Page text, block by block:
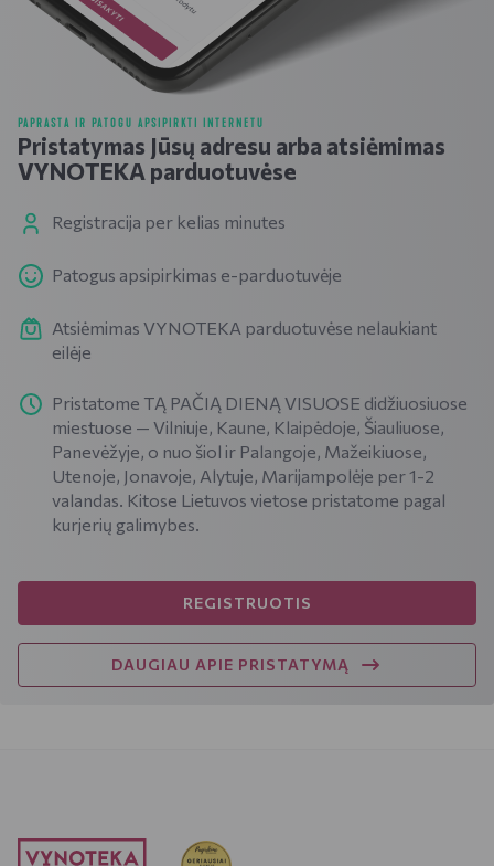
PAPRASTA IR PATOGU APSIPIRKTI INTERNETU
Pristatymas Jūsų adresu arba atsiėmimas
VYNOTEKA parduotuvėse
Registracija per kelias minutes
Patogus apsipirkimas e-parduotuvėje
Atsiėmimas VYNOTEKA parduotuvėse nelaukiant
eilėje
Pristatome TĄ PAČIĄ DIENĄ VISUOSE didžiuosiuose
miestuose — Vilniuje, Kaune, Klaipėdoje, Šiauliuose,
Panevėžyje, o nuo šiol ir Palangoje, Mažeikiuose,
Utenoje, Jonavoje, Alytuje, Marijampolėje per 1-2
valandas. Kitose Lietuvos vietose pristatome pagal
kurjerių galimybes.
REGISTRUOTIS
DAUGIAU APIE PRISTATYMĄ